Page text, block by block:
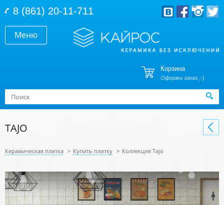
Меню
8 (861) 20-11-711
Корзина
Оформи заказ ;-)
Форма поиска
Поиск
TAJO
Керамическая плитка > Купить плитку > Коллекция Tajo